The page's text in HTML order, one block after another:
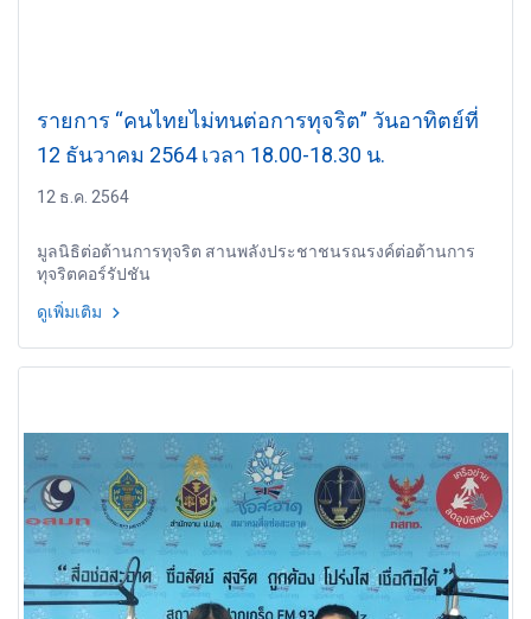
รายการ “คนไทยไม่ทนต่อการทุจริต” วันอาทิตย์ที่
12 ธันวาคม 2564 เวลา 18.00-18.30 น.
12 ธ.ค. 2564
มูลนิธิต่อต้านการทุจริต สานพลังประชาชนรณรงค์ต่อต้านการ
ทุจริตคอร์รัปชัน
ดูเพิ่มเติม